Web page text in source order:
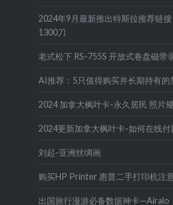
2024年9月最新推出特斯拉推荐链
1300刀
老式松下 RS-755S 开放式卷盘磁带
AI推荐：5只值得购买并长期持有的
2024 加拿大枫叶卡-永久居民 照片
2024更新加拿大枫叶卡-如何在线付
刘起-亚洲丝绸画
购买HP Printer 惠普二手打印机注
出国旅行漫游必备数据神卡—Airalo